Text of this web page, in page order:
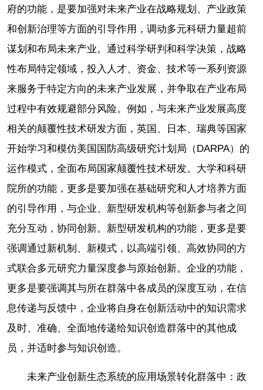
府的功能，是要加强对未来产业在战略规划、产业政策
和创新治理等方面的引导作用，调动多元科研力量超前
谋划和布局未来产业。通过科学研判和科学决策，战略
性布局特定领域，投入人才、资金、技术等一系列资源
来服务于特定方向的未来产业发展，并争取在产业布局
过程中有效规避部分风险。例如，与未来产业发展高度
相关的颠覆性技术研发方面，英国、日本、瑞典等国家
开始学习和模仿美国国防高级研究计划局（DARPA）的
运作模式，全面布局国家颠覆性技术研发。大学和科研
院所的功能，更多是要加强在基础研究和人才培养方面
的引导作用，与企业、新型研发机构等创新参与者之间
充分互动，协同创新。新型研发机构的功能，更多是要
强调通过新机制、新模式，以高端引领、高效协同的方
式联合多元研究力量深度参与原始创新。企业的功能，
更多是要强调其与所在群落中各成员的深度互动，在信
息传递与反馈中，企业将自身在创新活动中的知识需求
及时、准确、全面地传递给知识创造群落中的其他成
员，并适时参与知识创造。
未来产业创新生态系统的应用场景转化群落中：政